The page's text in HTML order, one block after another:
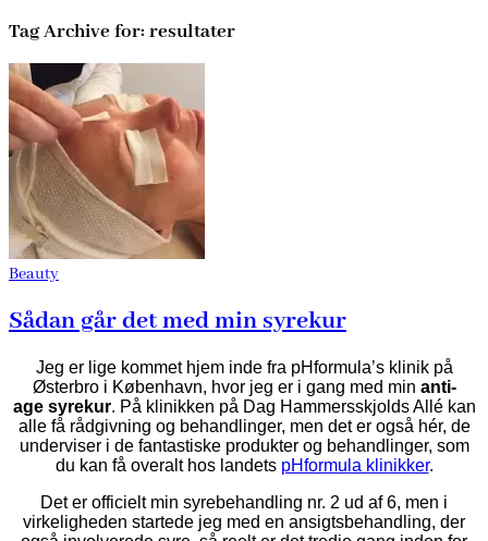
Tag Archive for: resultater
Beauty
Sådan går det med min syrekur
Jeg er lige kommet hjem inde fra pHformula’s klinik på
Østerbro i København, hvor jeg er i gang med min anti-
age syrekur. På klinikken på Dag Hammersskjolds Allé kan
alle få rådgivning og behandlinger, men det er også hér, de
underviser i de fantastiske produkter og behandlinger, som
du kan få overalt hos landets pHformula klinikker.
Det er officielt min syrebehandling nr. 2 ud af 6, men i
virkeligheden startede jeg med en ansigtsbehandling, der